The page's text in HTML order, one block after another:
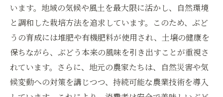
います。地域の気候や風土を最大限に活かし、自然環境
と調和した栽培方法を追求しています。このため、ぶど
うの育成には堆肥や有機肥料が使用され、土壌の健康を
保ちながら、ぶどう本来の風味を引き出すことが重視さ
れています。さらに、地元の農家たちは、自然災害や気
候変動への対策を講じつつ、持続可能な農業技術を導入